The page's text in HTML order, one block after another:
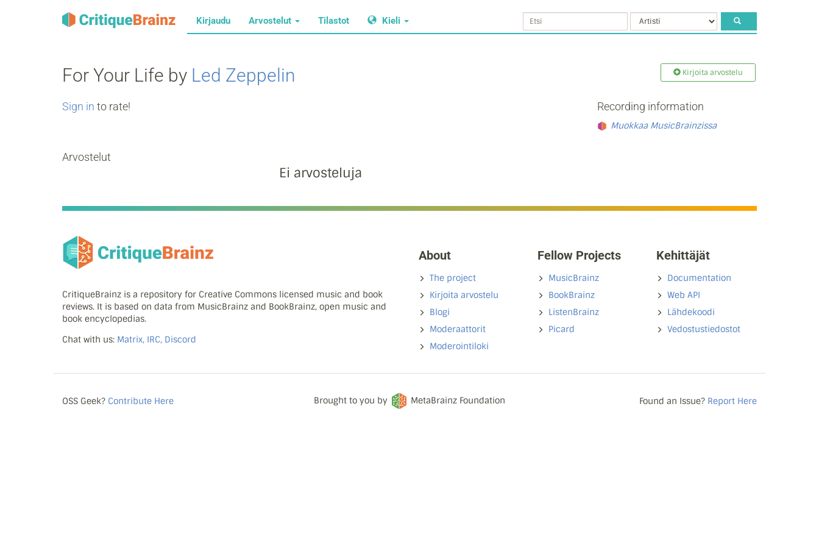
Kirjaudu Arvostelut Tilastot Kieli
For Your Life by Led Zeppelin Kirjoita arvostelu
Sign in to rate!
Arvostelut
Ei arvosteluja
Recording information
Muokkaa MusicBrainzissa
CritiqueBrainz is a repository for Creative Commons licensed music and book
reviews. It is based on data from MusicBrainz and BookBrainz, open music and
book encyclopedias.
Chat with us: Matrix, IRC, Discord
About
The project
Kirjoita arvostelu
Blogi
Moderaattorit
Moderointiloki
Fellow Projects
MusicBrainz
BookBrainz
ListenBrainz
Picard
Kehittäjät
Documentation
Web API
Lähdekoodi
Vedostustiedostot
OSS Geek? Contribute Here Brought to you by MetaBrainz Foundation Found an Issue? Report Here